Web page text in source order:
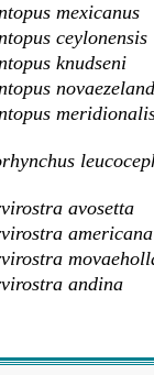
mexicanus
ceylonensis
knudseni
avosetta
americana
andina